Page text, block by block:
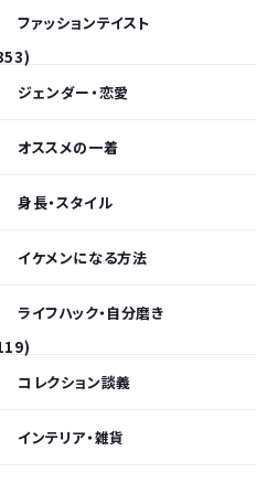
ファッションテイスト
ジェンダー・恋愛
オススメの一着
身長・スタイル
イケメンになる方法
ライフハック・自分磨き
コレクション談義
インテリア・雑貨